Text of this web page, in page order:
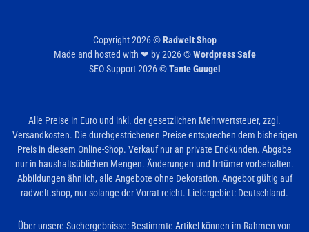
Copyright 2026 ©Radwelt Shop
Made and hosted with ❤ by 2026 ©Wordpress Safe
SEO Support 2026 ©Tante Guugel
Alle Preise in Euro und inkl. der gesetzlichen Mehrwertsteuer, zzgl.
Versandkosten. Die durchgestrichenen Preise entsprechen dem bisherigen
Preis in diesem Online-Shop. Verkauf nur an private Endkunden. Abgabe
nur in haushaltsüblichen Mengen. Änderungen und Irrtümer vorbehalten.
Abbildungen ähnlich, alle Angebote ohne Dekoration. Angebot gültig auf
radwelt.shop, nur solange der Vorrat reicht. Liefergebiet: Deutschland.
Über unsere Suchergebnisse: Bestimmte Artikel können im Rahmen von